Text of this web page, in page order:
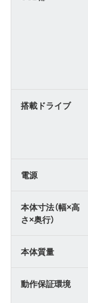
搭載ドライブ
電源
本体寸法（幅×高
さ×奥行）
本体質量
動作保証環境